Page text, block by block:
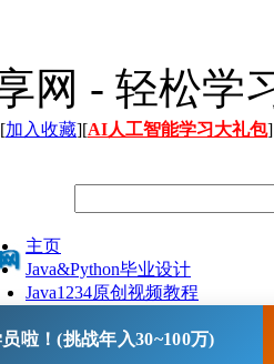
网 - 轻松学
加入收藏][AI人工智能学习大礼包]
主页
Java&Python毕业设计
Java1234原创视频教程
啦！(挑战年入30~100万)